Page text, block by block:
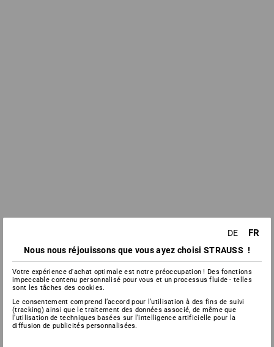
DE FR
Nous nous réjouissons que vous ayez choisi STRAUSS !
Votre expérience d'achat optimale est notre préoccupation ! Des fonctions
impeccable contenu personnalisé pour vous et un processus fluide - telles
sont les tâches des cookies.
Le consentement comprend l’accord pour l’utilisation à des fins de suivi
(tracking) ainsi que le traitement des données associé, de même que
l’utilisation de techniques basées sur l’intelligence artificielle pour la
diffusion de publicités personnalisées.